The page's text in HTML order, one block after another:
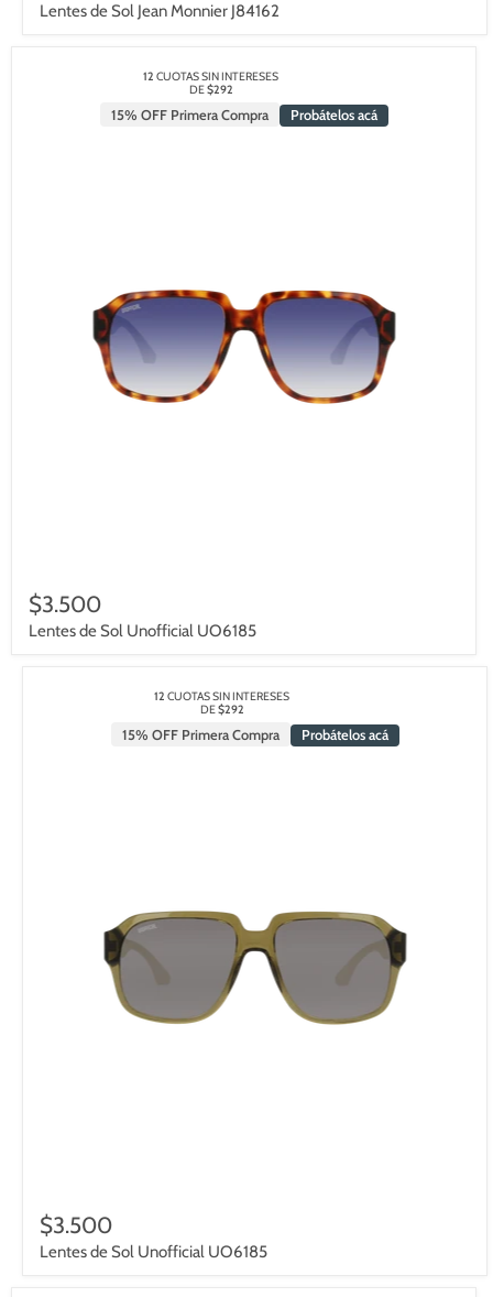
Lentes de Sol Jean Monnier J84162
12 CUOTAS SIN INTERESES
DE$292
15% OFF Primera Compra Probátelos acá
$3.500
Lentes de Sol Unofficial UO6185
12 CUOTAS SIN INTERESES
DE$292
15% OFF Primera Compra Probátelos acá
$3.500
Lentes de Sol Unofficial UO6185